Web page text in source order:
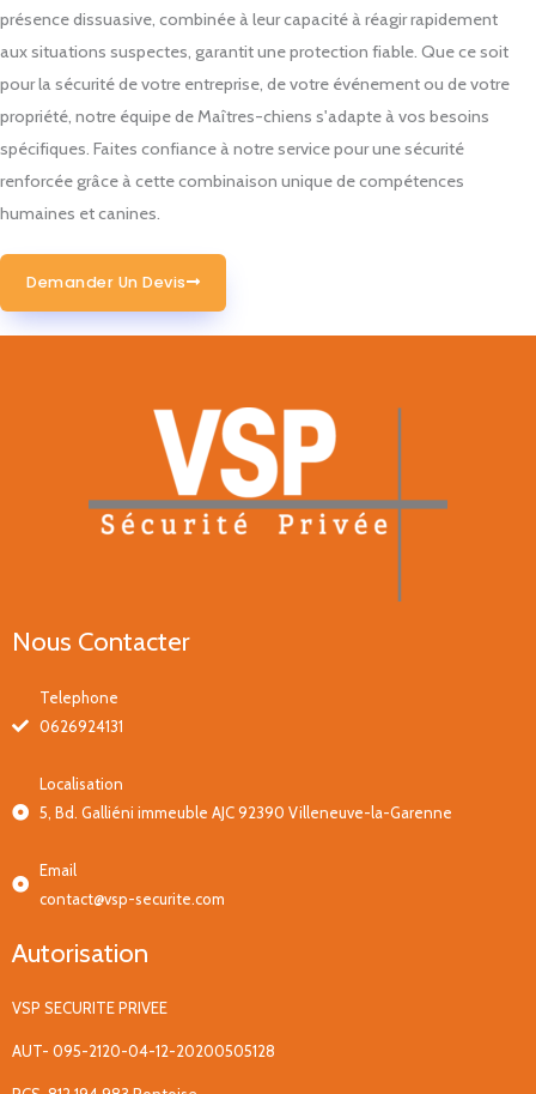
présence dissuasive, combinée à leur capacité à réagir rapidement
aux situations suspectes, garantit une protection fiable. Que ce soit
pour la sécurité de votre entreprise, de votre événement ou de votre
propriété, notre équipe de Maîtres-chiens s'adapte à vos besoins
spécifiques. Faites confiance à notre service pour une sécurité
renforcée grâce à cette combinaison unique de compétences
humaines et canines.
Demander Un Devis
Nous Contacter
Telephone
0626924131
Localisation
5, Bd. Galliéni immeuble AJC 92390 Villeneuve-la-Garenne
Email
contact@vsp-securite.com
Autorisation
VSP SECURITE PRIVEE
AUT- 095-2120-04-12-20200505128